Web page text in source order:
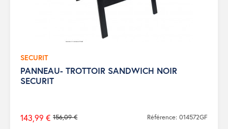
SECURIT
PANNEAU- TROTTOIR SANDWICH NOIR
SECURIT
Prix
156,09 €
143,99 € Référence: 014572GF